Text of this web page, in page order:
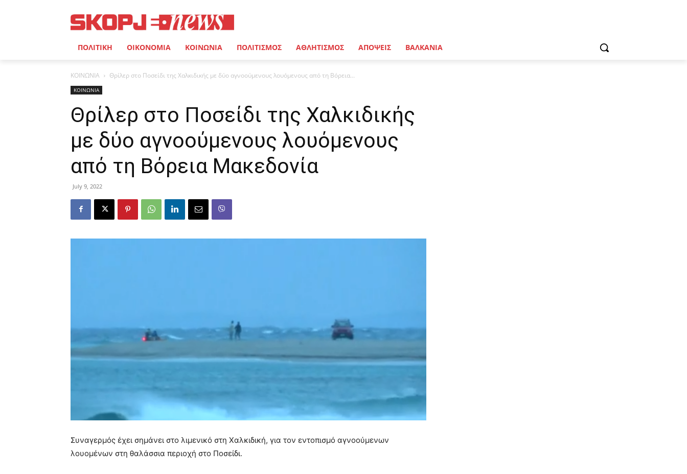
ΠΟΛΙΤΙΚΗ ΟΙΚΟΝΟΜΙΑ ΚΟΙΝΩΝΙΑ ΠΟΛΙΤΙΣΜΟΣ ΑΘΛΗΤΙΣΜΟΣ ΑΠΟΨΕΙΣ ΒΑΛΚΑΝΙΑ
ΚΟΙΝΩΝΙΑ Θρίλερ στο Ποσείδι της Χαλκιδικής με δύο αγνοούμενους λουόμενους από τη Βόρεια...
ΚΟΙΝΩΝΙΑ
Θρίλερ στο Ποσείδι της Χαλκιδικής
με δύο αγνοούμενους λουόμενους
από τη Βόρεια Μακεδονία
July 9, 2022
Συναγερμός έχει σημάνει στο λιμενικό στη Χαλκιδική, για τον εντοπισμό αγνοούμενων
λουομένων στη θαλάσσια περιοχή στο Ποσείδι.